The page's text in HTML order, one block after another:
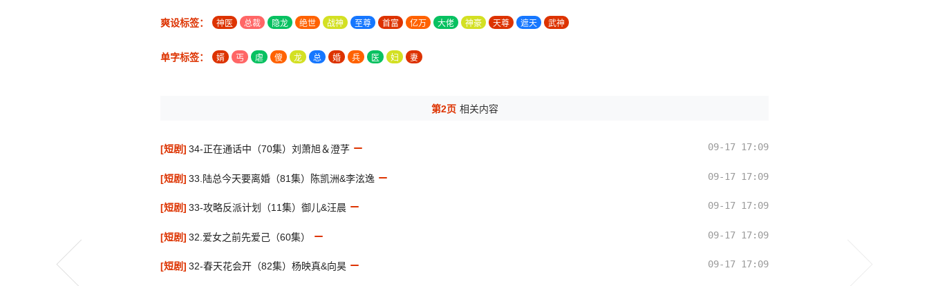
爽设标签： 神医 总裁 隐龙 绝世 战神 至尊 首富 亿万 大佬 神豪 天尊 遮天 武神
单字标签： 婿 丐 虐 傻 龙 总 婚 兵 医 妇 妻
第2页 相关内容
[短剧] 34-正在通话中（70集）刘萧旭＆澄芓 09-17 17:09
[短剧] 33.陆总今天要离婚（81集）陈凯洲&李泫逸 09-17 17:09
[短剧] 33-攻略反派计划（11集）御儿&汪晨 09-17 17:09
[短剧] 32.爱女之前先爱己（60集） 09-17 17:09
[短剧] 32-春天花会开（82集）杨映真&向昊 09-17 17:09